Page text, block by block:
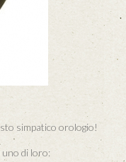
simpatico orologio!
uno di loro: